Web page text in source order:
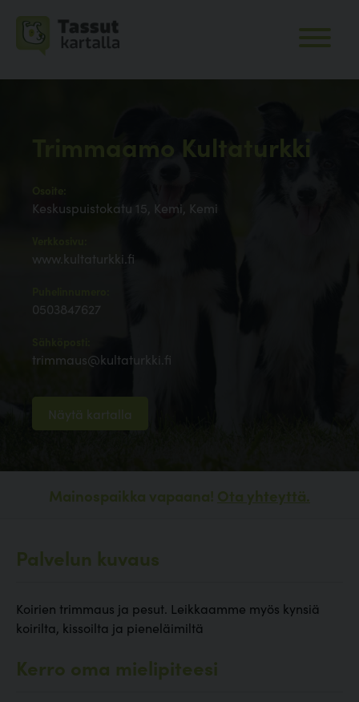
Trimmaamo Kultaturkki
Keskuspuistokatu 15, Kemi, Kemi
www.kultaturkki.fi
0503847627
trimmaus@kultaturkki.fi
Näytä kartalla
Mainospaikka vapaana! Ota yhteyttä.
Palvelun kuvaus
Koirien trimmaus ja pesut. Leikkaamme myös kynsiä
koirilta, kissoilta ja pieneläimiltä
Kerro oma mielipiteesi